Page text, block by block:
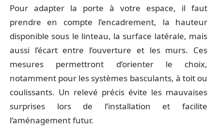
Pour adapter la porte à votre espace, il faut
prendre en compte l’encadrement, la hauteur
disponible sous le linteau, la surface latérale, mais
aussi l’écart entre l’ouverture et les murs. Ces
mesures permettront d’orienter le choix,
notamment pour les systèmes basculants, à toit ou
coulissants. Un relevé précis évite les mauvaises
surprises lors de l’installation et facilite
l’aménagement futur.